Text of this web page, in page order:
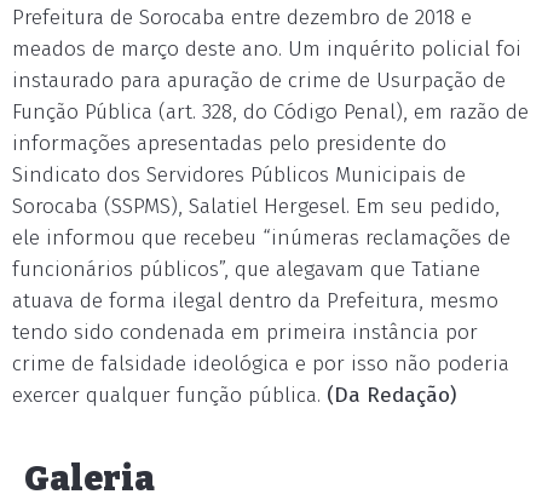
Prefeitura de Sorocaba entre dezembro de 2018 e
meados de março deste ano. Um inquérito policial foi
instaurado para apuração de crime de Usurpação de
Função Pública (art. 328, do Código Penal), em razão de
informações apresentadas pelo presidente do
Sindicato dos Servidores Públicos Municipais de
Sorocaba (SSPMS), Salatiel Hergesel. Em seu pedido,
ele informou que recebeu “inúmeras reclamações de
funcionários públicos”, que alegavam que Tatiane
atuava de forma ilegal dentro da Prefeitura, mesmo
tendo sido condenada em primeira instância por
crime de falsidade ideológica e por isso não poderia
exercer qualquer função pública. (Da Redação)
Galeria